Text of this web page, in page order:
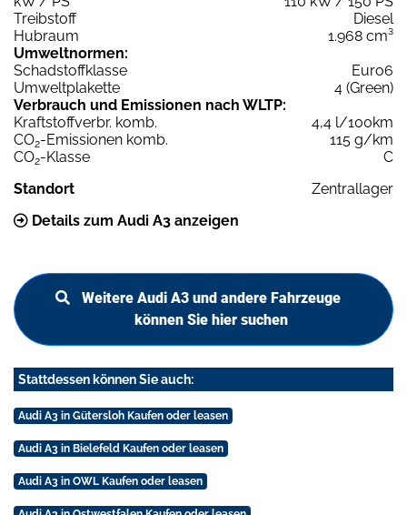
Treibstoff
Diesel
Hubraum
1.968 cm³
Umweltnormen:
Schadstoffklasse
Euro6
Umweltplakette
4 (Green)
Verbrauch und Emissionen nach WLTP:
Kraftstoffverbr. komb.
4,4 l/100km
CO2-Emissionen komb.
115 g/km
CO2-Klasse
C
Standort
Zentrallager
Details zum Audi A3 anzeigen
Weitere Audi A3 und andere Fahrzeuge
können Sie hier suchen
Stattdessen können Sie auch:
Audi A3 in Gütersloh Kaufen oder leasen
Audi A3 in Bielefeld Kaufen oder leasen
Audi A3 in OWL Kaufen oder leasen